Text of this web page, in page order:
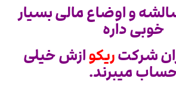
و اوضاع مالی بسیار
خوبی داره
شرکتریکوازش خیلی
میبرند.